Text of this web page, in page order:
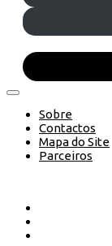
Sobre
Contactos
Mapa do Site
Parceiros